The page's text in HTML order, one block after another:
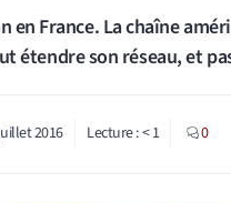
France. La chaîne
étendre son réseau, et
2016 Lecture :< 1 0